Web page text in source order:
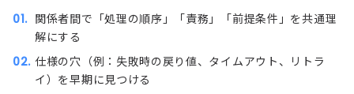
関係者間で「処理の順序」「責務」「前提条件」を共通理
解にする
仕様の穴（例：失敗時の戻り値、タイムアウト、リトラ
イ）を早期に見つける